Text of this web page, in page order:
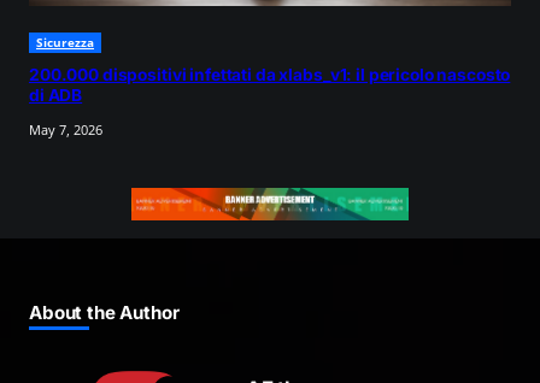
Sicurezza
200.000 dispositivi infettati da xlabs_v1: il pericolo nascosto
di ADB
May 7, 2026
About the Author